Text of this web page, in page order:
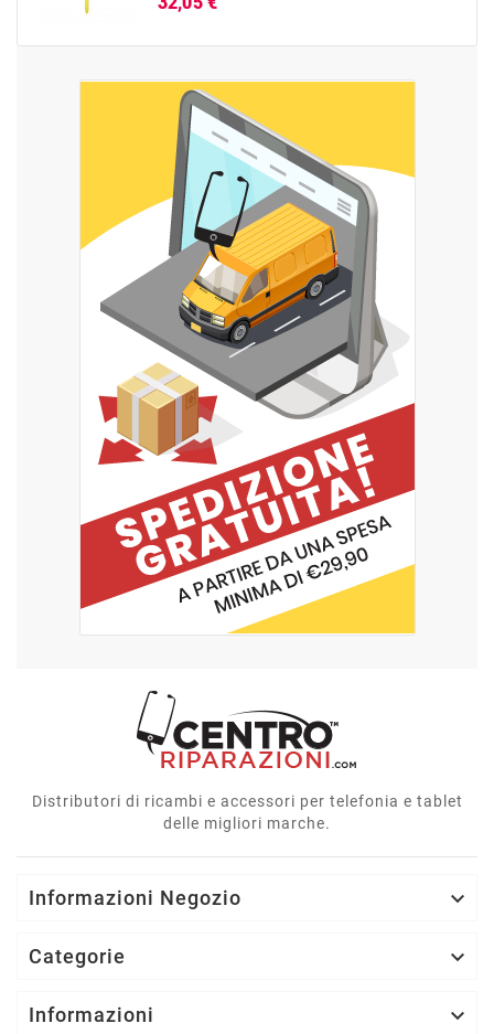
Distributori di ricambi e accessori per telefonia e tablet
delle migliori marche.
Informazioni Negozio 
Categorie 
Informazioni 